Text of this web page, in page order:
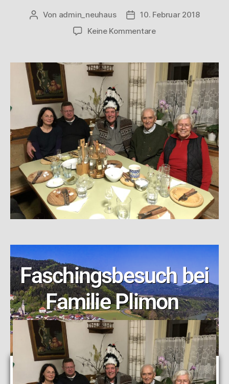
Von admin_neuhaus
10. Februar 2018
Keine Kommentare
Faschingsbesuch bei
Familie Plimon